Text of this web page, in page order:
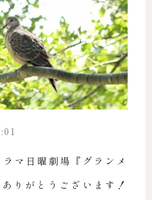
マ日曜劇場『グランメ
りがとうございます！